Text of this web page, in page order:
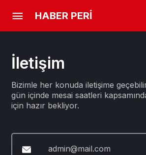
HABER PERİ
İletişim
Bizimle her konuda iletişime
gün içinde mesai saatleri
için hazır bekliyor.
admin@mail.com